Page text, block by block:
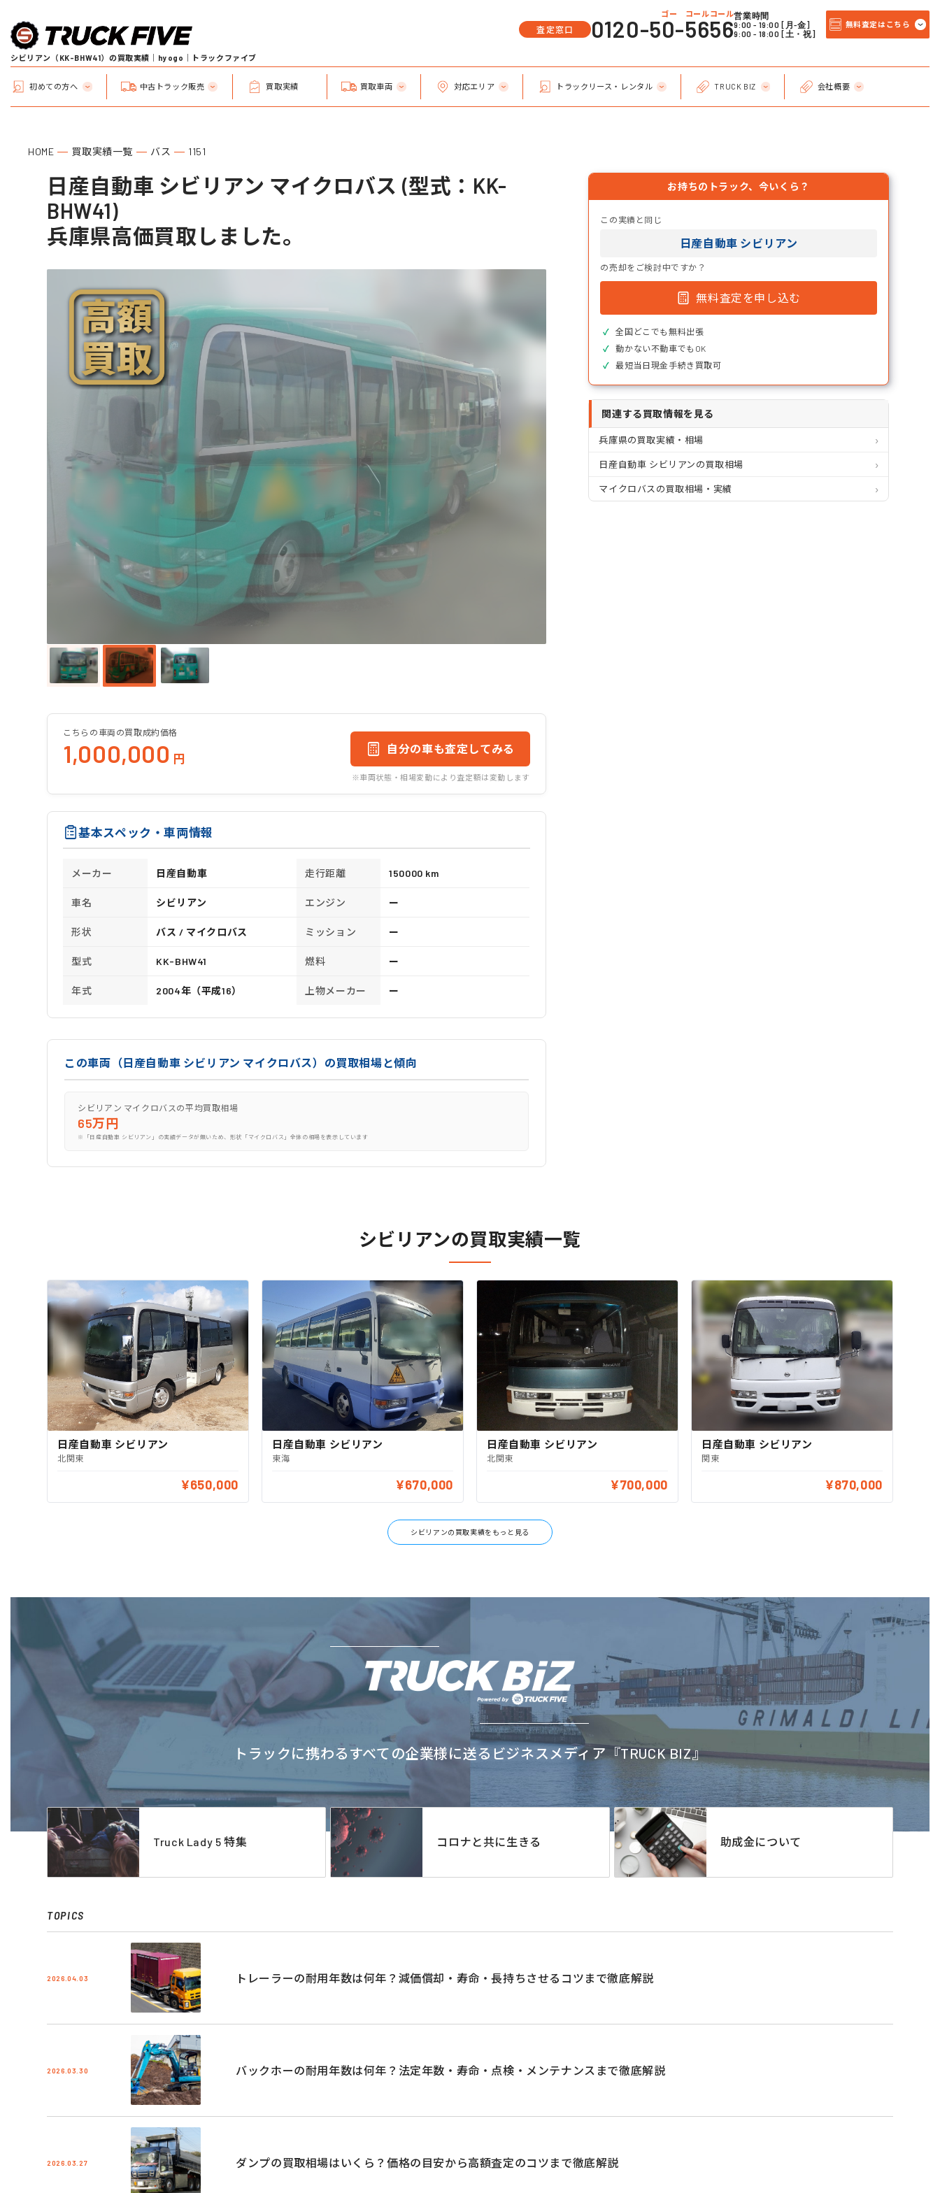
シビリアン（KK-BHW41）の買取実績｜hyogo｜トラックファイブ
査定窓口
ゴー コールコール
0120-50-5656営業時間
9:00 - 19:00 [月-金]
9:00 - 18:00 [土・祝]
無料査定はこちら
初めての方へ 中古トラック販売 買取実績 買取車両 対応エリア トラックリース・レンタル TRUCK BIZ 会社概要
HOME 買取実績一覧 バス 1151
日産自動車 シビリアン マイクロバス (型式：KK-
BHW41)
兵庫県高価買取しました。
こちらの車両の買取成約価格
1,000,000 円
自分の車も査定してみる
※車両状態・相場変動により査定額は変動します
基本スペック・車両情報
メーカー 日産自動車 走行距離 150000 km
車名 シビリアン エンジン ー
形状 バス / マイクロバス ミッション ー
型式 KK-BHW41 燃料 ー
年式 2004年（平成16） 上物メーカー ー
この車両（日産自動車 シビリアン マイクロバス）の買取相場と傾向
シビリアン マイクロバスの平均買取相場
65万円
※「日産自動車 シビリアン」の実績データが無いため、形状「マイクロバス」全体の相場を表示しています
お持ちのトラック、今いくら？
この実績と同じ
日産自動車 シビリアン
の売却をご検討中ですか？
無料査定を申し込む
全国どこでも無料出張
動かない不動車でもOK
最短当日現金手続き買取可
関連する買取情報を見る
兵庫県の買取実績・相場
日産自動車 シビリアンの買取相場
マイクロバスの買取相場・実績
シビリアンの買取実績一覧
日産自動車 シビリアン
北関東
¥650,000
日産自動車 シビリアン
東海
¥670,000
日産自動車 シビリアン
北関東
¥700,000
日産自動車 シビリアン
関東
¥870,000
シビリアンの買取実績をもっと見る
トラックに携わるすべての企業様に送るビジネスメディア『TRUCK BIZ』
Truck Lady 5 特集 コロナと共に生きる 助成金について
TOPICS
2026.04.03 トレーラーの耐用年数は何年？減価償却・寿命・長持ちさせるコツまで徹底解説
2026.03.30 バックホーの耐用年数は何年？法定年数・寿命・点検・メンテナンスまで徹底解説
2026.03.27 ダンプの買取相場はいくら？価格の目安から高額査定のコツまで徹底解説